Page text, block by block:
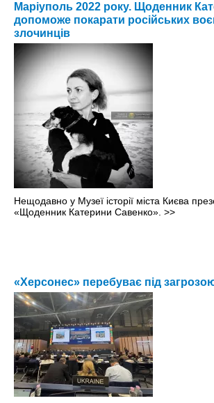
Маріуполь 2022 року. Щоденник
допоможе покарати російських
злочинців
Нещодавно у Музеї історії міста Києва
«Щоденник Катерини Савенко». >>
«Херсонес» перебуває під